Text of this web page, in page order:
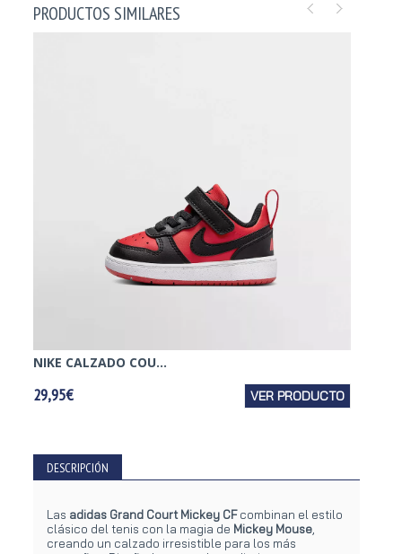
PRODUCTOS SIMILARES
NIKE CALZADO COU...
29,95€ VER PRODUCTO
DESCRIPCIÓN
Las adidas Grand Court Mickey CFcombinan el estilo
clásico del tenis con la magia de Mickey Mouse
creando un calzado irresistible para los más